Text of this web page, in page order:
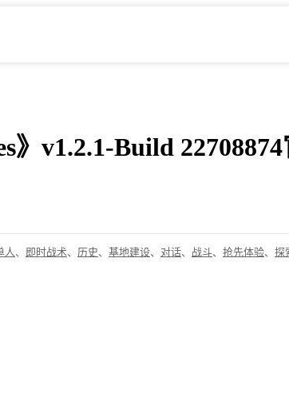
》v1.2.1-Build
人 、 即时战术、 历史、 基地建设、 对话、 战斗、 抢先体验、 探